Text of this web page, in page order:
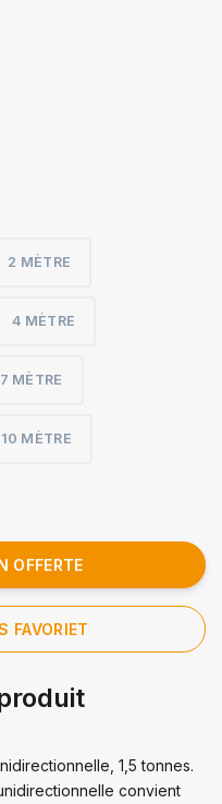
2 MÈTRE
4 MÈTRE
7 MÈTRE
10 MÈTRE
OFFERTE
FAVORIET
1,5 tonnes.
convient